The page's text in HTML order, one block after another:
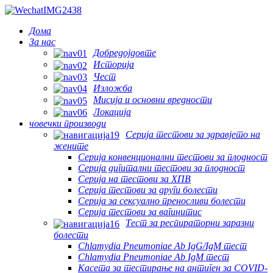
Дома
За нас
Добредојдовте
Историја
Чест
Изложба
Мисија и основни вредности
Локација
човечки производи
Серија тестови за здравјето на
жените
Серија конвенционални тестови за плодност
Серија дигитални тестови за плодност
Серија на тестови за ХПВ
Серија тестови за други болести
Серија за сексуално преносливи болести
Серија тестови за вагинитис
Тест за респираторни заразни
болести
Chlamydia Pneumoniae Ab IgG/IgM тест
Chlamydia Pneumoniae Ab IgM тест
Касета за тестирање на антиген за COVID-